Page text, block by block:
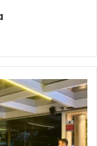
Divulgação